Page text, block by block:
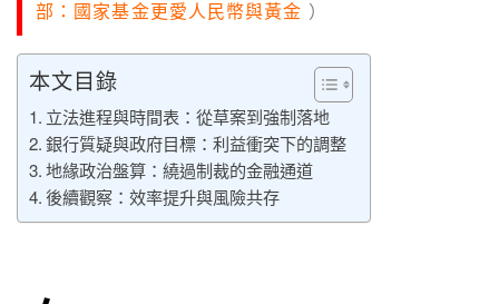
部：國家基金更愛人民幣與黃金 ）
本文目錄
立法進程與時間表：從草案到強制落地
銀行質疑與政府目標：利益衝突下的調整
地緣政治盤算：繞過制裁的金融通道
後續觀察：效率提升與風險共存